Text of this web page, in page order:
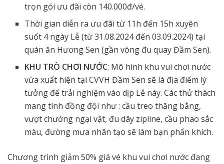
trọn gói ưu đãi còn 140.000đ/vé.
Thời gian diễn ra ưu đãi từ 11h đến 15h xuyên
suốt 4 ngày Lễ (từ 31.08.2024 đến 03.09.2024) tại
quán ăn Hương Sen (gần vòng đu quay Đầm Sen).
KHU TRÒ CHƠI NƯỚC: Mô hình khu vui chơi nước
vừa xuất hiện tại CVVH Đầm Sen sẽ là địa điểm lý
tưởng để trải nghiệm vào dịp Lễ này. Các thử thách
mang tính đồng đội như : cầu treo thăng bằng,
vượt chướng ngại vật, đu dây zipline, cầu phao sắc
màu, đường mưa nhân tạo sẽ làm bạn phấn khích.
Chương trình giảm 50% giá vé khu vui chơi nước đang